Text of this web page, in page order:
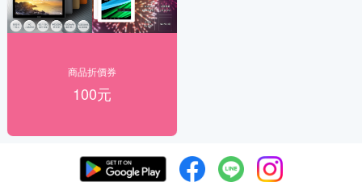
商品折價券
100元